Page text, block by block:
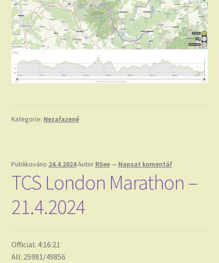
Kategorie: Nezařazené
Publikováno 24.4.2024Autor RSee— Napsat komentář
TCS London Marathon –
21.4.2024
Official: 4:16:21
All: 25981/49856